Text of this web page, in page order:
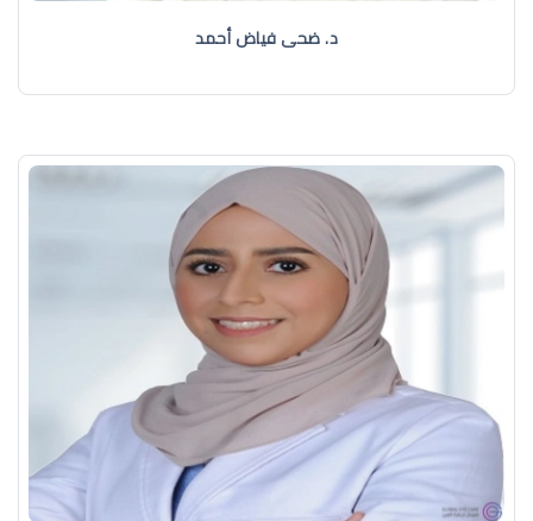
د. ضحى فياض أحمد